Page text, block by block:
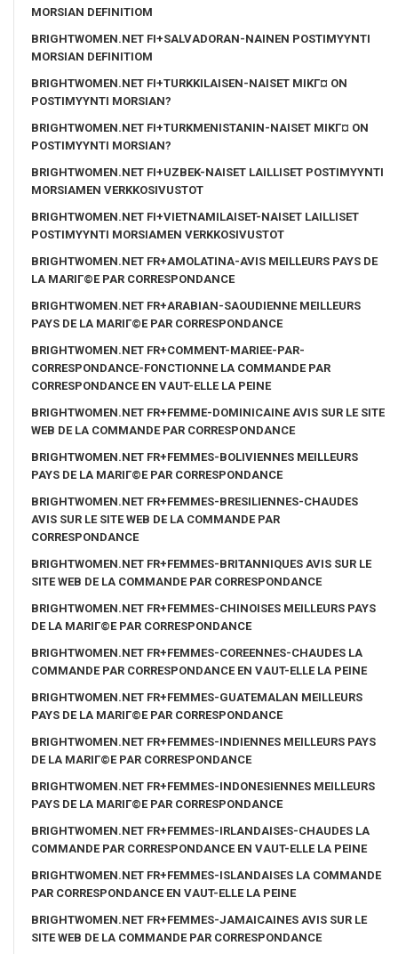
MORSIAN DEFINITIOM
BRIGHTWOMEN.NET FI+SALVADORAN-NAINEN POSTIMYYNTI
MORSIAN DEFINITIOM
BRIGHTWOMEN.NET FI+TURKKILAISEN-NAISET MIKГ¤ ON
POSTIMYYNTI MORSIAN?
BRIGHTWOMEN.NET FI+TURKMENISTANIN-NAISET MIKГ¤ ON
POSTIMYYNTI MORSIAN?
BRIGHTWOMEN.NET FI+UZBEK-NAISET LAILLISET POSTIMYYNTI
MORSIAMEN VERKKOSIVUSTOT
BRIGHTWOMEN.NET FI+VIETNAMILAISET-NAISET LAILLISET
POSTIMYYNTI MORSIAMEN VERKKOSIVUSTOT
BRIGHTWOMEN.NET FR+AMOLATINA-AVIS MEILLEURS PAYS DE
LA MARIГ©E PAR CORRESPONDANCE
BRIGHTWOMEN.NET FR+ARABIAN-SAOUDIENNE MEILLEURS
PAYS DE LA MARIГ©E PAR CORRESPONDANCE
BRIGHTWOMEN.NET FR+COMMENT-MARIEE-PAR-
CORRESPONDANCE-FONCTIONNE LA COMMANDE PAR
CORRESPONDANCE EN VAUT-ELLE LA PEINE
BRIGHTWOMEN.NET FR+FEMME-DOMINICAINE AVIS SUR LE SITE
WEB DE LA COMMANDE PAR CORRESPONDANCE
BRIGHTWOMEN.NET FR+FEMMES-BOLIVIENNES MEILLEURS
PAYS DE LA MARIГ©E PAR CORRESPONDANCE
BRIGHTWOMEN.NET FR+FEMMES-BRESILIENNES-CHAUDES
AVIS SUR LE SITE WEB DE LA COMMANDE PAR
CORRESPONDANCE
BRIGHTWOMEN.NET FR+FEMMES-BRITANNIQUES AVIS SUR LE
SITE WEB DE LA COMMANDE PAR CORRESPONDANCE
BRIGHTWOMEN.NET FR+FEMMES-CHINOISES MEILLEURS PAYS
DE LA MARIГ©E PAR CORRESPONDANCE
BRIGHTWOMEN.NET FR+FEMMES-COREENNES-CHAUDES LA
COMMANDE PAR CORRESPONDANCE EN VAUT-ELLE LA PEINE
BRIGHTWOMEN.NET FR+FEMMES-GUATEMALAN MEILLEURS
PAYS DE LA MARIГ©E PAR CORRESPONDANCE
BRIGHTWOMEN.NET FR+FEMMES-INDIENNES MEILLEURS PAYS
DE LA MARIГ©E PAR CORRESPONDANCE
BRIGHTWOMEN.NET FR+FEMMES-INDONESIENNES MEILLEURS
PAYS DE LA MARIГ©E PAR CORRESPONDANCE
BRIGHTWOMEN.NET FR+FEMMES-IRLANDAISES-CHAUDES LA
COMMANDE PAR CORRESPONDANCE EN VAUT-ELLE LA PEINE
BRIGHTWOMEN.NET FR+FEMMES-ISLANDAISES LA COMMANDE
PAR CORRESPONDANCE EN VAUT-ELLE LA PEINE
BRIGHTWOMEN.NET FR+FEMMES-JAMAICAINES AVIS SUR LE
SITE WEB DE LA COMMANDE PAR CORRESPONDANCE